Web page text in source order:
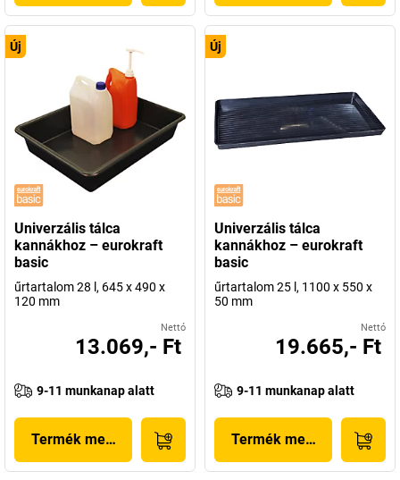
Új
Univerzális tálca
kannákhoz – eurokraft
basic
űrtartalom 28 l, 645 x 490 x
120 mm
Nettó
13.069,- Ft
9-11 munkanap alatt
Termék megjelenítése
Új
Univerzális tálca
kannákhoz – eurokraft
basic
űrtartalom 25 l, 1100 x 550 x
50 mm
Nettó
19.665,- Ft
9-11 munkanap alatt
Termék megjelenítése